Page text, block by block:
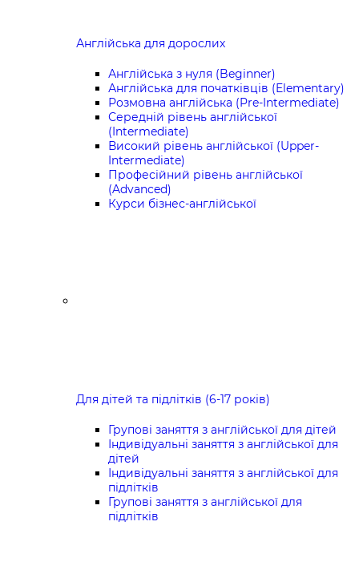
Англійська для дорослих
Англійська з нуля (Beginner)
Англійська для початківців (Elementary)
Розмовна англійська (Pre-Intermediate)
Середній рівень англійської
(Intermediate)
Високий рівень англійської (Upper-
Intermediate)
Професійний рівень англійської
(Advanced)
Курси бізнес-англійської
Для дітей та підлітків (6-17 років)
Групові заняття з англійської для дітей
Індивідуальні заняття з англійської для
дітей
Індивідуальні заняття з англійської для
підлітків
Групові заняття з англійської для
підлітків